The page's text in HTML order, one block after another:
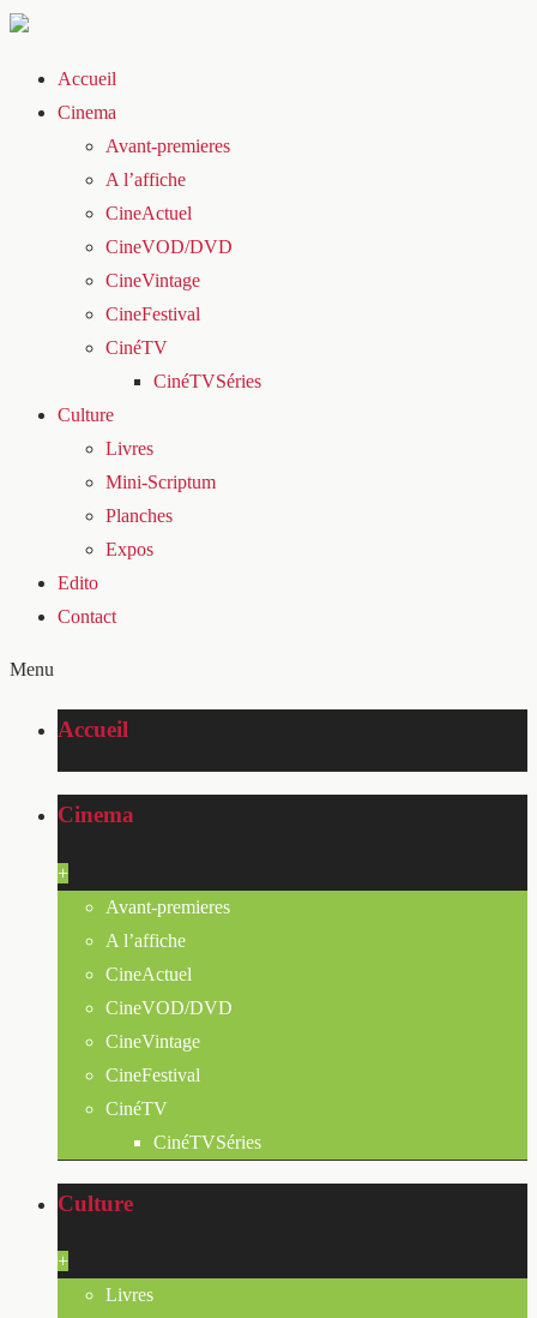
Accueil
Cinema
Avant-premieres
A l’affiche
CineActuel
CineVOD/DVD
CineVintage
CineFestival
CinéTV
CinéTVSéries
Culture
Livres
Mini-Scriptum
Planches
Expos
Edito
Contact
Menu
Accueil
Cinema
+
Avant-premieres
A l’affiche
CineActuel
CineVOD/DVD
CineVintage
CineFestival
CinéTV
CinéTVSéries
Culture
+
Livres